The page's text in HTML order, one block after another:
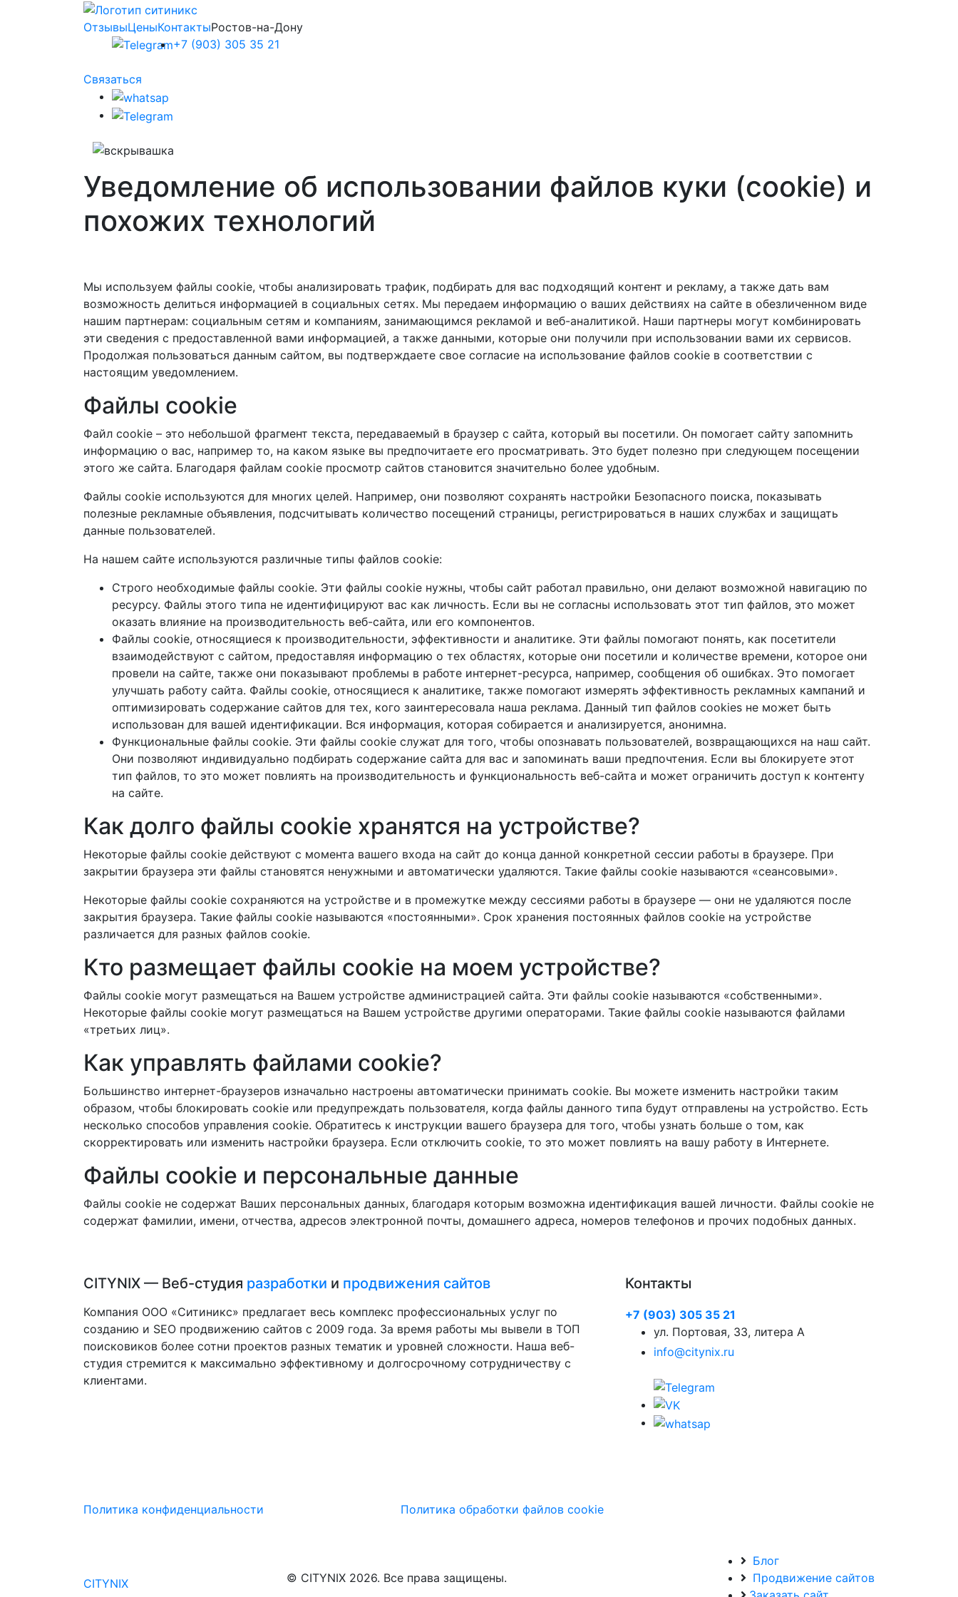
ОтзывыЦеныКонтактыРостов-на-Дону
+7 (903) 305 35 21
Связаться
Уведомление об использовании файлов куки (cookie) и
похожих технологий
Мы используем файлы cookie, чтобы анализировать трафик, подбирать для вас подходящий контент и рекламу, а также дать вам
возможность делиться информацией в социальных сетях. Мы передаем информацию о ваших действиях на сайте в обезличенном виде
нашим партнерам: социальным сетям и компаниям, занимающимся рекламой и веб-аналитикой. Наши партнеры могут комбинировать
эти сведения с предоставленной вами информацией, а также данными, которые они получили при использовании вами их сервисов.
Продолжая пользоваться данным сайтом, вы подтверждаете свое согласие на использование файлов cookie в соответствии с
настоящим уведомлением.
Файлы cookie
Файл cookie – это небольшой фрагмент текста, передаваемый в браузер с сайта, который вы посетили. Он помогает сайту запомнить
информацию о вас, например то, на каком языке вы предпочитаете его просматривать. Это будет полезно при следующем посещении
этого же сайта. Благодаря файлам cookie просмотр сайтов становится значительно более удобным.
Файлы cookie используются для многих целей. Например, они позволяют сохранять настройки Безопасного поиска, показывать
полезные рекламные объявления, подсчитывать количество посещений страницы, регистрироваться в наших службах и защищать
данные пользователей.
На нашем сайте используются различные типы файлов cookie:
Строго необходимые файлы cookie. Эти файлы cookie нужны, чтобы сайт работал правильно, они делают возможной навигацию по
ресурсу. Файлы этого типа не идентифицируют вас как личность. Если вы не согласны использовать этот тип файлов, это может
оказать влияние на производительность веб-сайта, или его компонентов.
Файлы cookie, относящиеся к производительности, эффективности и аналитике. Эти файлы помогают понять, как посетители
взаимодействуют с сайтом, предоставляя информацию о тех областях, которые они посетили и количестве времени, которое они
провели на сайте, также они показывают проблемы в работе интернет-ресурса, например, сообщения об ошибках. Это помогает
улучшать работу сайта. Файлы cookie, относящиеся к аналитике, также помогают измерять эффективность рекламных кампаний и
оптимизировать содержание сайтов для тех, кого заинтересовала наша реклама. Данный тип файлов cookies не может быть
использован для вашей идентификации. Вся информация, которая собирается и анализируется, анонимна.
Функциональные файлы cookie. Эти файлы cookie служат для того, чтобы опознавать пользователей, возвращающихся на наш сайт.
Они позволяют индивидуально подбирать содержание сайта для вас и запоминать ваши предпочтения. Если вы блокируете этот
тип файлов, то это может повлиять на производительность и функциональность веб-сайта и может ограничить доступ к контенту
на сайте.
Как долго файлы cookie хранятся на устройстве?
Некоторые файлы cookie действуют с момента вашего входа на сайт до конца данной конкретной сессии работы в браузере. При
закрытии браузера эти файлы становятся ненужными и автоматически удаляются. Такие файлы cookie называются «сеансовыми».
Некоторые файлы cookie сохраняются на устройстве и в промежутке между сессиями работы в браузере — они не удаляются после
закрытия браузера. Такие файлы cookie называются «постоянными». Срок хранения постоянных файлов cookie на устройстве
различается для разных файлов cookie.
Кто размещает файлы cookie на моем устройстве?
Файлы cookie могут размещаться на Вашем устройстве администрацией сайта. Эти файлы cookie называются «собственными».
Некоторые файлы cookie могут размещаться на Вашем устройстве другими операторами. Такие файлы cookie называются файлами
«третьих лиц».
Как управлять файлами cookie?
Большинство интернет-браузеров изначально настроены автоматически принимать cookie. Вы можете изменить настройки таким
образом, чтобы блокировать cookie или предупреждать пользователя, когда файлы данного типа будут отправлены на устройство. Есть
несколько способов управления cookie. Обратитесь к инструкции вашего браузера для того, чтобы узнать больше о том, как
скорректировать или изменить настройки браузера. Если отключить cookie, то это может повлиять на вашу работу в Интернете.
Файлы cookie и персональные данные
Файлы cookie не содержат Ваших персональных данных, благодаря которым возможна идентификация вашей личности. Файлы cookie не
содержат фамилии, имени, отчества, адресов электронной почты, домашнего адреса, номеров телефонов и прочих подобных данных.
CITYNIX — Веб-студия разработки и продвижения сайтов
Компания ООО «Ситиникс» предлагает весь комплекс профессиональных услуг по
созданию и SEO продвижению сайтов с 2009 года. За время работы мы вывели в ТОП
поисковиков более сотни проектов разных тематик и уровней сложности. Наша веб-
студия стремится к максимально эффективному и долгосрочному сотрудничеству с
клиентами.
Контакты
+7 (903) 305 35 21
ул. Портовая, 33, литера А
info@citynix.ru
Политика конфиденциальности Политика обработки файлов cookie
CITYNIX © CITYNIX 2026. Все права защищены.
Блог
Продвижение сайтов